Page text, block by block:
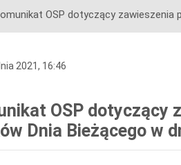
2021, 16:46
OSP dotyczący
Dnia Bieżącego w